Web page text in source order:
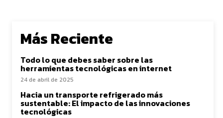
Más Reciente
Todo lo que debes saber sobre las
herramientas tecnológicas en internet
24 de abril de 2025
Hacia un transporte refrigerado más
sustentable: El impacto de las innovaciones
tecnológicas